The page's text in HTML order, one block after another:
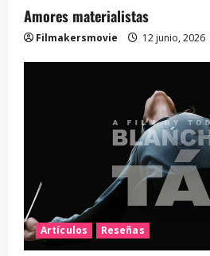
Amores materialistas
Filmakersmovie 12 junio, 2026
Artículos Reseñas